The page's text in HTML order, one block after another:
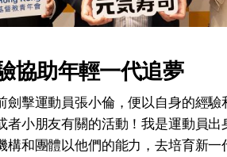
協助年輕一代追夢
劍擊運動員張小倫，便以自身的經驗
者小朋友有關的活動！我是運動員
構和團體以他們的能力，去培育新